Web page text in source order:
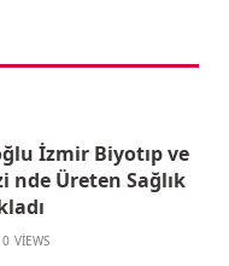
İzmir Biyotıp ve
nde Üreten Sağlık
0 VIEWS